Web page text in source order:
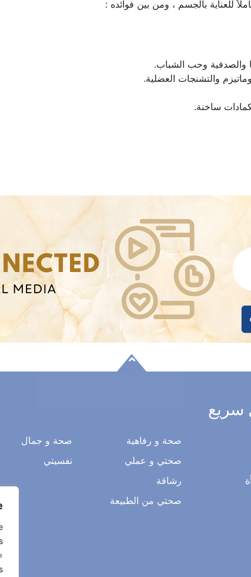
للعناية بالجسم ، ومن بين فوائده :
والصدفية وحب الشباب.
والتشنجات العضلية.
ساخنة.
سريع
صحة و رفاهية
صحتي و عملي
رشاقة
صحتي من الطبيعة
صحة و جمال
نفسيتي